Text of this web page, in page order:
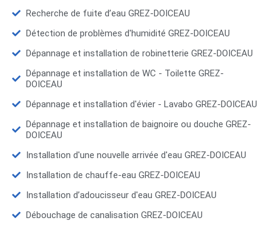
Recherche de fuite d’eau GREZ-DOICEAU
Détection de problèmes d'humidité GREZ-DOICEAU
Dépannage et installation de robinetterie GREZ-DOICEAU
Dépannage et installation de WC - Toilette GREZ-
DOICEAU
Dépannage et installation d'évier - Lavabo GREZ-DOICEAU
Dépannage et installation de baignoire ou douche GREZ-
DOICEAU
Installation d'une nouvelle arrivée d'eau GREZ-DOICEAU
Installation de chauffe-eau GREZ-DOICEAU
Installation d’adoucisseur d'eau GREZ-DOICEAU
Débouchage de canalisation GREZ-DOICEAU